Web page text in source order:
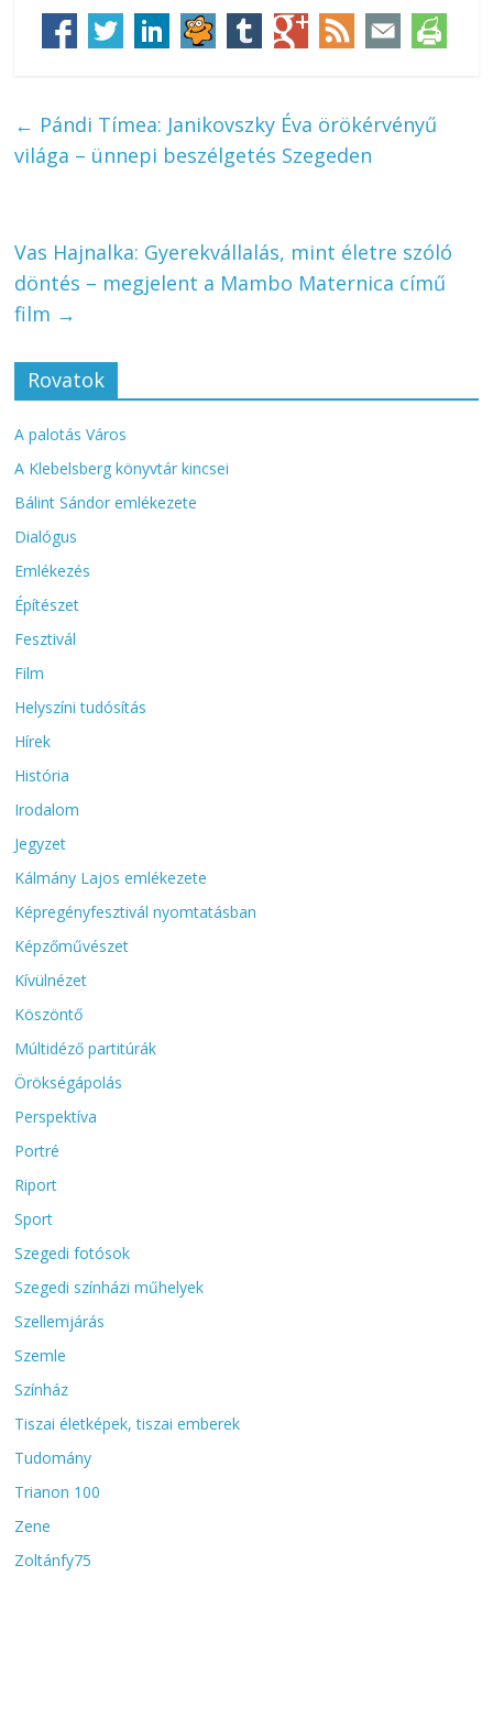
← Pándi Tímea: Janikovszky Éva örökérvényű
világa – ünnepi beszélgetés Szegeden
Vas Hajnalka: Gyerekvállalás, mint életre szóló
döntés – megjelent a Mambo Maternica című
film →
Rovatok
A palotás Város
A Klebelsberg könyvtár kincsei
Bálint Sándor emlékezete
Dialógus
Emlékezés
Építészet
Fesztivál
Film
Helyszíni tudósítás
Hírek
História
Irodalom
Jegyzet
Kálmány Lajos emlékezete
Képregényfesztivál nyomtatásban
Képzőművészet
Kívülnézet
Köszöntő
Múltidéző partitúrák
Örökségápolás
Perspektíva
Portré
Riport
Sport
Szegedi fotósok
Szegedi színházi műhelyek
Szellemjárás
Szemle
Színház
Tiszai életképek, tiszai emberek
Tudomány
Trianon 100
Zene
Zoltánfy75